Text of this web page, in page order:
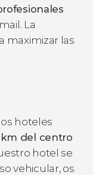
La
maximizar las
hoteles
del centro
hotel se
vehicular, os